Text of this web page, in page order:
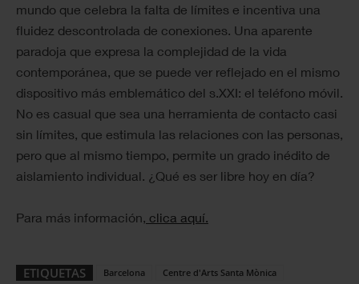
mundo que celebra la falta de límites e incentiva una
fluidez descontrolada de conexiones. Una aparente
paradoja que expresa la complejidad de la vida
contemporánea, que se puede ver reflejado en el mismo
dispositivo más emblemático del s.XXI: el teléfono móvil.
No es casual que sea una herramienta de contacto casi
sin límites, que estimula las relaciones con las personas,
pero que al mismo tiempo, permite un grado inédito de
aislamiento individual. ¿Qué es ser libre hoy en día?
Para más información, clica aquí.
ETIQUETAS Barcelona
Centre d'Arts Santa Mònica